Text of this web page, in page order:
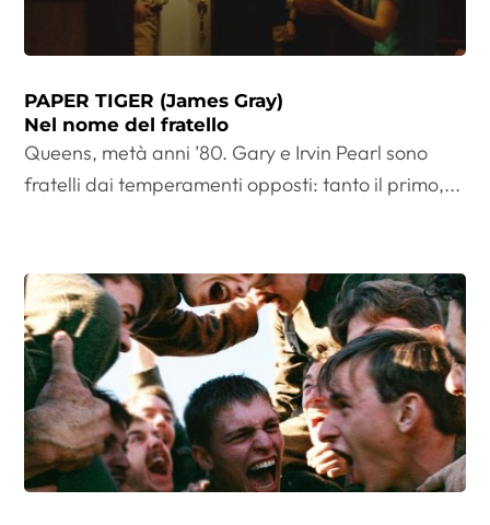
PAPER TIGER (James Gray)
Nel nome del fratello
Queens, metà anni ’80. Gary e Irvin Pearl sono
fratelli dai temperamenti opposti: tanto il primo,...